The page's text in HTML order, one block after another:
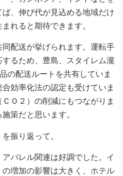
、伸び代が見込める地域だけ
れると期待できます。
配送が挙げられます。運転手
るため、豊島、スタイレム瀧
の配送ルートを共有していま
効率化法の認定も受けていま
Ｏ２）の削減にもつながりま
策だと思います。
振り返って。
パレル関連は好調でした。イ
増加の影響は大きく、ホテル